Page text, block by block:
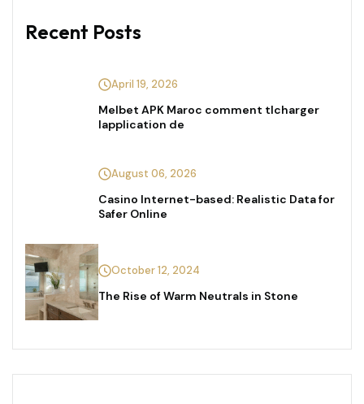
Recent Posts
April 19, 2026
Melbet APK Maroc comment tlcharger
lapplication de
August 06, 2026
Casino Internet-based: Realistic Data for
Safer Online
October 12, 2024
The Rise of Warm Neutrals in Stone